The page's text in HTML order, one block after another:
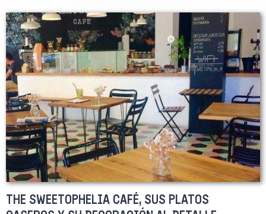
THE SWEETOPHELIA CAFÉ, SUS PLATOS